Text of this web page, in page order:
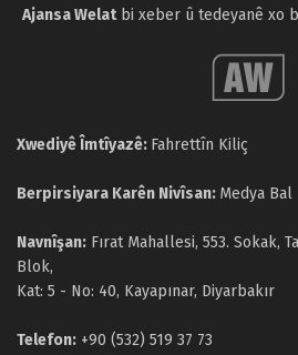
Ajansa Welatbi xeber û tedeyanê xo
Xwediyê Îmtîyazê: Fahrettîn Kiliç
Berpirsiyara Karên Nivîsan: Medya Bal
Navnîşan: Fırat Mahallesi, 553. Sokak,
Blok,
Kat: 5 - No: 40, Kayapınar, Diyarbakır
Telefon: +90 (532) 519 37 73